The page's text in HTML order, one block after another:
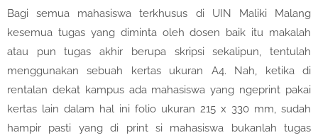
Bagi semua mahasiswa terkhusus di UIN Maliki Malang
kesemua tugas yang diminta oleh dosen baik itu makalah
atau pun tugas akhir berupa skripsi sekalipun, tentulah
menggunakan sebuah kertas ukuran A4. Nah, ketika di
rentalan dekat kampus ada mahasiswa yang ngeprint pakai
kertas lain dalam hal ini folio ukuran 215 x 330 mm, sudah
hampir pasti yang di print si mahasiswa bukanlah tugas